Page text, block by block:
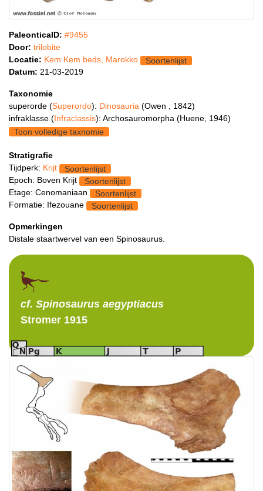
PaleonticaID: #9455
Door: trilobite
Locatie: Kem Kem beds, Marokko
Soortenlijst
Datum: 21-03-2019
Taxonomie
superorde (Superordo): Dinosauria (Owen , 1842)
infraklasse (Infraclassis): Archosauromorpha (Huene, 1946)
Toon volledige taxnomie
Stratigrafie
Tijdperk: Krijt
Soortenlijst
Epoch: Boven Krijt
Soortenlijst
Etage: Cenomaniaan
Soortenlijst
Formatie: Ifezouane
Soortenlijst
Opmerkingen
Distale staartwervel van een Spinosaurus.
cf. Spinosaurus aegyptiacus
Stromer 1915